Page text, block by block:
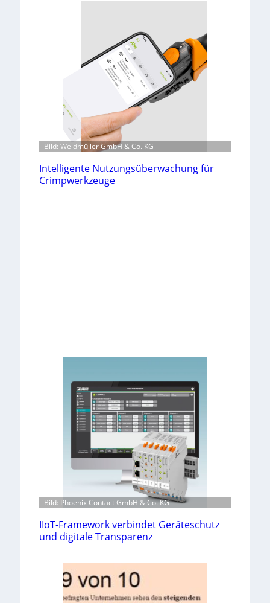
Bild: Weidmüller GmbH & Co. KG
Intelligente Nutzungsüberwachung für
Crimpwerkzeuge
Bild: Phoenix Contact GmbH & Co. KG
IIoT-Framework verbindet Geräteschutz
und digitale Transparenz